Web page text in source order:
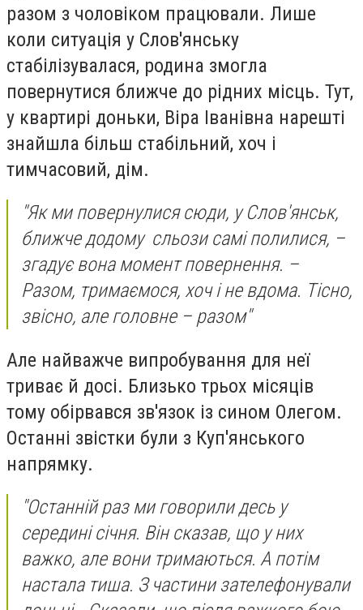
разом з чоловіком працювали. Лише
коли ситуація у Слов'янську
стабілізувалася, родина змогла
повернутися ближче до рідних місць. Тут,
у квартирі доньки, Віра Іванівна нарешті
знайшла більш стабільний, хоч і
тимчасовий, дім.
"Як ми повернулися сюди, у Слов'янськ,
ближче додому сльози самі полилися, –
згадує вона момент повернення. –
Разом, тримаємося, хоч і не вдома. Тісно,
звісно, але головне – разом"
Але найважче випробування для неї
триває й досі. Близько трьох місяців
тому обірвався зв'язок із сином Олегом.
Останні звістки були з Куп'янського
напрямку.
"Останній раз ми говорили десь у
середині січня. Він сказав, що у них
важко, але вони тримаються. А потім
настала тиша. З частини зателефонували